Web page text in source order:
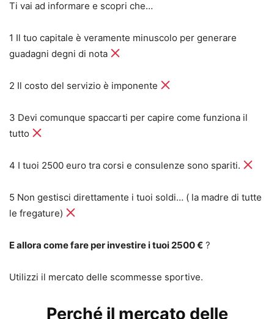
Ti vai ad informare e scopri che…
1 Il tuo capitale è veramente minuscolo per generare
guadagni degni di nota
2 Il costo del servizio è imponente
3 Devi comunque spaccarti per capire come funziona il
tutto
4 I tuoi 2500 euro tra corsi e consulenze sono spariti.
5 Non gestisci direttamente i tuoi soldi… ( la madre di tutte
le fregature)
E allora come fare per investire i tuoi 2500 € ?
Utilizzi il mercato delle scommesse sportive.
Perché il mercato delle